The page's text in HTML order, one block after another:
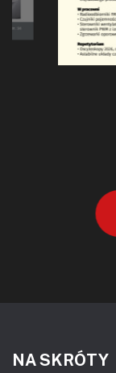
NA SKRÓTY